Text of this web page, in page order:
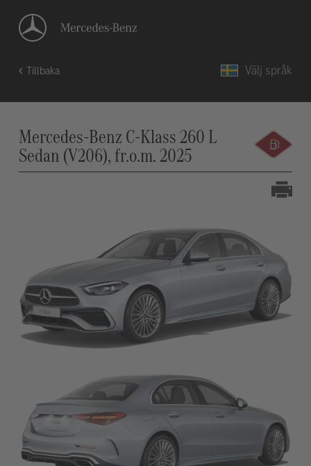
Tillbaka Välj språk
Mercedes-Benz C-Klass 260 L
Sedan (V206), fr.o.m. 2025